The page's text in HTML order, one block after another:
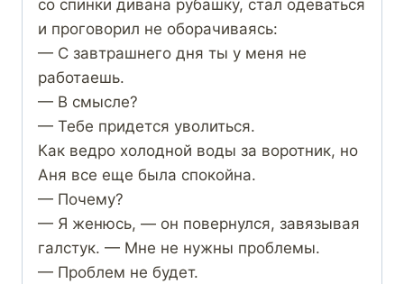
со спинки дивана рубашку, стал одеваться
и проговорил не оборачиваясь:
— С завтрашнего дня ты у меня не
работаешь.
— В смысле?
— Тебе придется уволиться.
Как ведро холодной воды за воротник, но
Аня все еще была спокойна.
— Почему?
— Я женюсь, — он повернулся, завязывая
галстук. — Мне не нужны проблемы.
— Проблем не будет.